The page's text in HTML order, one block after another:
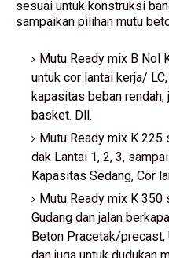
sesuai untuk konstruksi
sampaikan pilihan mutu
Mutu Ready mix B Nol
untuk cor lantai kerja/
kapasitas beban rendah,
basket. Dll.
Mutu Ready mix K
dak Lantai 1, 2, 3,
Kapasitas Sedang, Cor
Mutu Ready mix K
Gudang dan jalan
Beton Pracetak/precast,